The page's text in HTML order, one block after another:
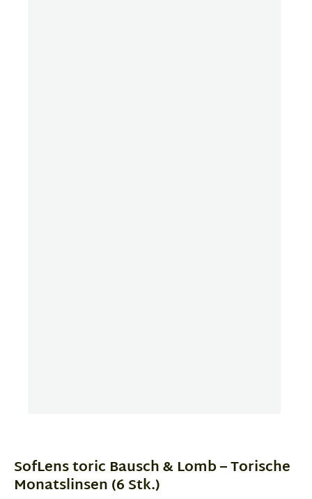
1
SofLens toric Bausch & Lomb – Torische
Monatslinsen (6 Stk.)